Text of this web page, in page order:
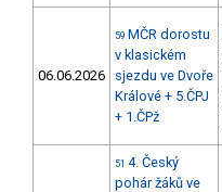
06.06.2026
59 MČR dorostu
v klasickém
sjezdu ve Dvoře
Králové + 5.ČPJ
+ 1.ČPž
51 4. Český
pohár žáků ve